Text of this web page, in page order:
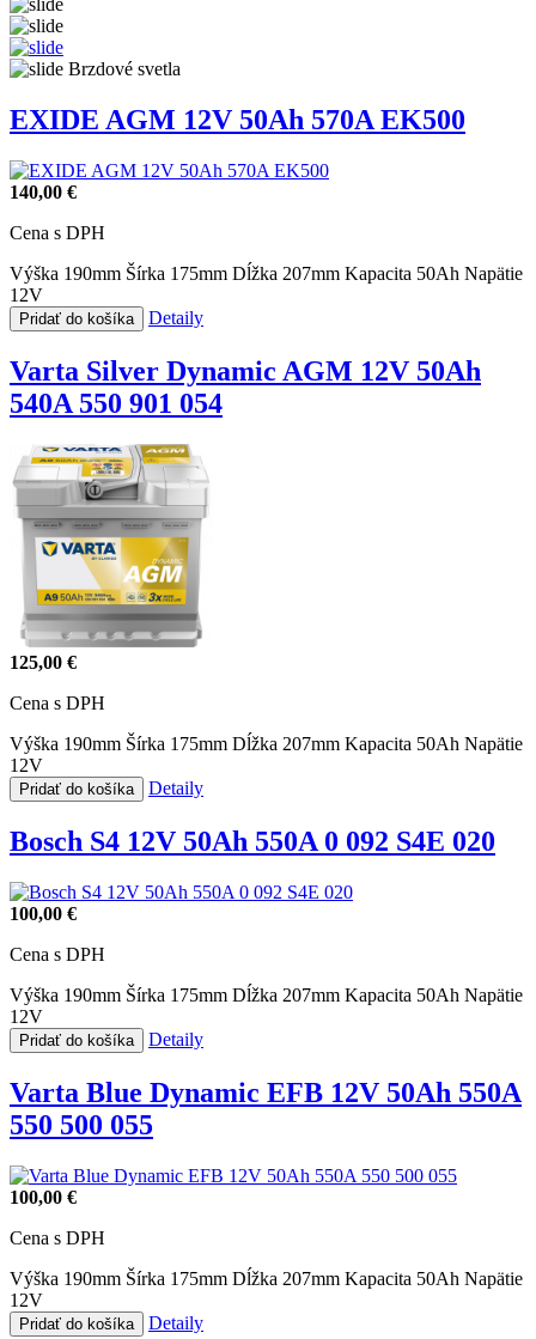
EXIDE AGM 12V 50Ah 570A EK500
140,00 €
Cena s DPH
Výška 190mm Šírka 175mm Dĺžka 207mm Kapacita 50Ah Napätie
12V
Pridať do košíka Detaily
Varta Silver Dynamic AGM 12V 50Ah
540A 550 901 054
125,00 €
Cena s DPH
Výška 190mm Šírka 175mm Dĺžka 207mm Kapacita 50Ah Napätie
12V
Pridať do košíka Detaily
Bosch S4 12V 50Ah 550A 0 092 S4E 020
100,00 €
Cena s DPH
Výška 190mm Šírka 175mm Dĺžka 207mm Kapacita 50Ah Napätie
12V
Pridať do košíka Detaily
Varta Blue Dynamic EFB 12V 50Ah 550A
550 500 055
100,00 €
Cena s DPH
Výška 190mm Šírka 175mm Dĺžka 207mm Kapacita 50Ah Napätie
12V
Pridať do košíka Detaily